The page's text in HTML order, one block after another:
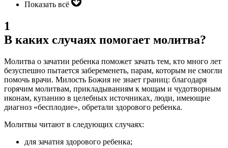
Показать всё
1
В каких случаях помогает молитва?
Молитва о зачатии ребенка поможет зачать тем, кто много лет
безуспешно пытается забеременеть, парам, которым не смогли
помочь врачи. Милость Божия не знает границ: благодаря
горячим молитвам, прикладываниям к мощам и чудотворным
иконам, купанию в целебных источниках, люди, имеющие
диагноз «бесплодие», обретали здорового ребенка.
Молитвы читают в следующих случаях:
для зачатия здорового ребенка;